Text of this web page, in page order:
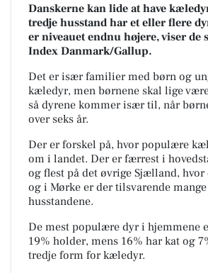
Danskerne kan lide at have
tredje husstand har et eller flere
er niveauet endnu højere, viser de
Index Danmark/Gallup.
Det er især familier med børn og
kæledyr, men børnene skal lige
så dyrene kommer især til, når
over seks år.
Der er forskel på, hvor populære
om i landet. Der er færrest i
og flest på det øvrige Sjælland, hvor
og i Mørke er der tilsvarende
husstandene.
De mest populære dyr i hjemmene
19% holder, mens 16% har kat og
tredje form for kæledyr.